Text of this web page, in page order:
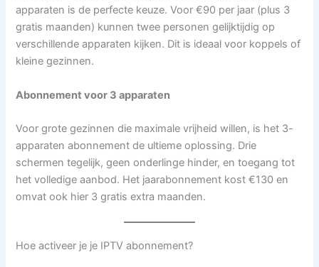
apparaten is de perfecte keuze. Voor €90 per jaar (plus 3
gratis maanden) kunnen twee personen gelijktijdig op
verschillende apparaten kijken. Dit is ideaal voor koppels of
kleine gezinnen.
Abonnement voor 3 apparaten
Voor grote gezinnen die maximale vrijheid willen, is het 3-
apparaten abonnement de ultieme oplossing. Drie
schermen tegelijk, geen onderlinge hinder, en toegang tot
het volledige aanbod. Het jaarabonnement kost €130 en
omvat ook hier 3 gratis extra maanden.
Hoe activeer je je IPTV abonnement?